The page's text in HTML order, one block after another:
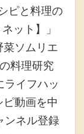
ピと料理の
ット】」
ソムリエ
料理研究
ライフハッ
動画を中
ンネル登録